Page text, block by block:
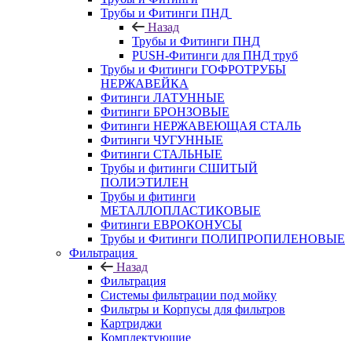
Трубы и Фитинги ПНД
Назад
Трубы и Фитинги ПНД
PUSH-Фитинги для ПНД труб
Трубы и Фитинги ГОФРОТРУБЫ
НЕРЖАВЕЙКА
Фитинги ЛАТУННЫЕ
Фитинги БРОНЗОВЫЕ
Фитинги НЕРЖАВЕЮЩАЯ СТАЛЬ
Фитинги ЧУГУННЫЕ
Фитинги СТАЛЬНЫЕ
Трубы и фитинги СШИТЫЙ
ПОЛИЭТИЛЕН
Трубы и фитинги
МЕТАЛЛОПЛАСТИКОВЫЕ
Фитинги ЕВРОКОНУСЫ
Трубы и Фитинги ПОЛИПРОПИЛЕНОВЫЕ
Фильтрация
Назад
Фильтрация
Системы фильтрации под мойку
Фильтры и Корпусы для фильтров
Картриджи
Комплектующие